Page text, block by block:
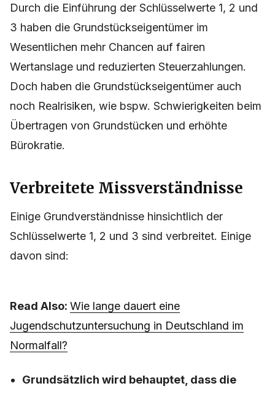
Durch die Einführung der Schlüsselwerte 1, 2 und
3 haben die Grundstückseigentümer im
Wesentlichen mehr Chancen auf fairen
Wertanslage und reduzierten Steuerzahlungen.
Doch haben die Grundstückseigentümer auch
noch Realrisiken, wie bspw. Schwierigkeiten beim
Übertragen von Grundstücken und erhöhte
Bürokratie.
Verbreitete Missverständnisse
Einige Grundverständnisse hinsichtlich der
Schlüsselwerte 1, 2 und 3 sind verbreitet. Einige
davon sind:
Read Also: Wie lange dauert eine
Jugendschutzuntersuchung in Deutschland im
Normalfall?
Grundsätzlich wird behauptet, dass die